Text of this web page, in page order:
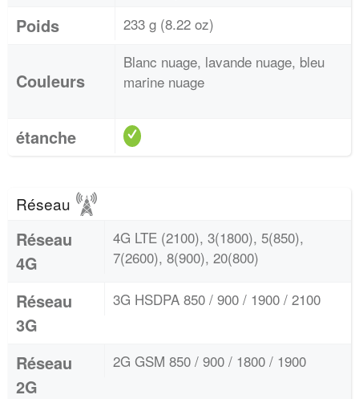
Poids 233 g (8.22 oz)
Couleurs
Blanc nuage, lavande nuage, bleu
marine nuage
étanche
Réseau
Réseau
4G
4G LTE (2100), 3(1800), 5(850),
7(2600), 8(900), 20(800)
Réseau
3G
3G HSDPA 850 / 900 / 1900 / 2100
Réseau
2G
2G GSM 850 / 900 / 1800 / 1900